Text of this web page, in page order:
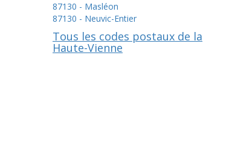
87130 - Masléon
87130 - Neuvic-Entier
Tous les codes postaux de la
Haute-Vienne